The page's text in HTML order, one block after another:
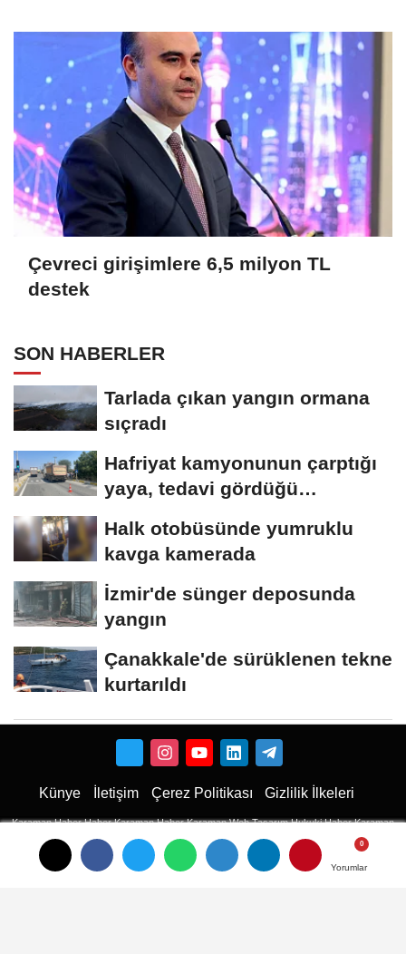
Yorumlar
Yorumlar
Yorumlar
Çevreci girişimlere 6,5 milyon TL
destek
SON HABERLER
Tarlada çıkan yangın ormana
sıçradı
Hafriyat kamyonunun çarptığı
yaya, tedavi gördüğü
Halk otobüsünde yumruklu
kavga kamerada
İzmir'de sünger deposunda
yangın
Çanakkale'de sürüklenen tekne
kurtarıldı
Künye İletişim Çerez Politikası Gizlilik İlkeleri
Karaman Haber Haber Karaman Haber Karaman Web Tasarım Hukuki Haber Karaman
Haber